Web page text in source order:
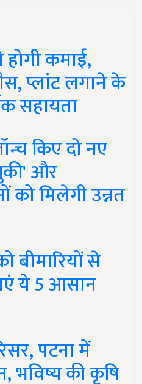
कमाई,
प्लांट लगाने के
सहायता
किए दो नए
और
को मिलेगी उन्नत
से
ये 5 आसान
पटना में
भविष्य की कृषि